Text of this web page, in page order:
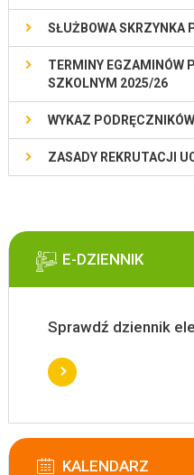
SŁUŻBOWA SKRZYNKA
TERMINY EGZAMINÓW
SZKOLNYM 2025/26
WYKAZ
ZASADY REKRUTACJI
E-DZIENNIK
Sprawdź dziennik
KALENDARZ